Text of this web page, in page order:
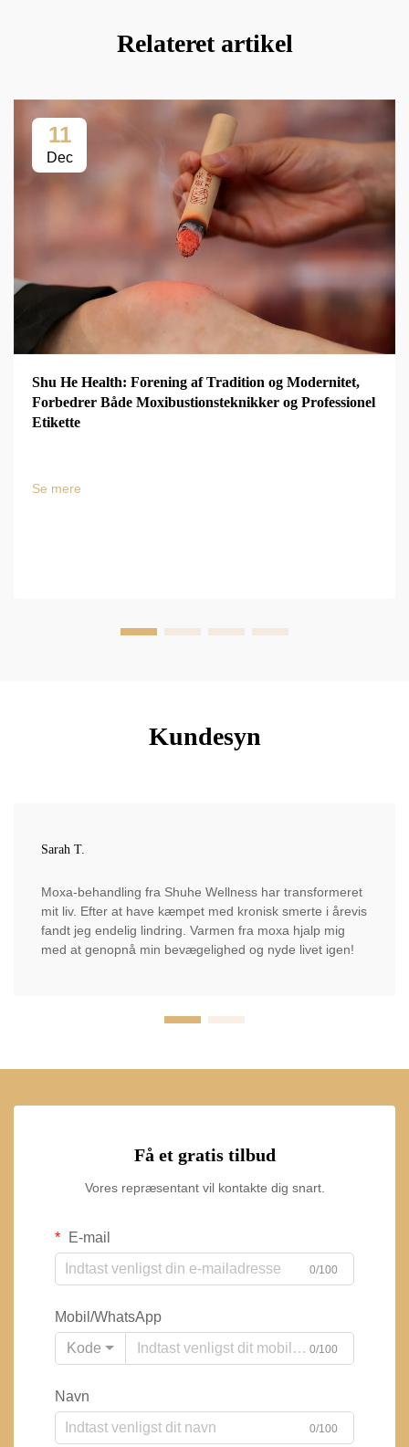
Relateret artikel
11
Dec
Shu He Health: Forening af Tradition og Modernitet,
Forbedrer Både Moxibustionsteknikker og Professionel
Etikette
Se mere
Kundesyn
Sarah T.
Moxa-behandling fra Shuhe Wellness har transformeret
mit liv. Efter at have kæmpet med kronisk smerte i årevis
fandt jeg endelig lindring. Varmen fra moxa hjalp mig
med at genopnå min bevægelighed og nyde livet igen!
Få et gratis tilbud
Vores repræsentant vil kontakte dig snart.
E-mail
0/100
Mobil/WhatsApp
Kode
0/100
Navn
0/100